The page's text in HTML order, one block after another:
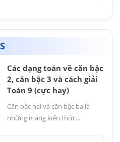
Các dạng toán về căn bậc
2, căn bậc 3 và cách giải
Toán 9 (cực hay)
Căn bậc hai và căn bậc ba là
những mảng kiến thức...